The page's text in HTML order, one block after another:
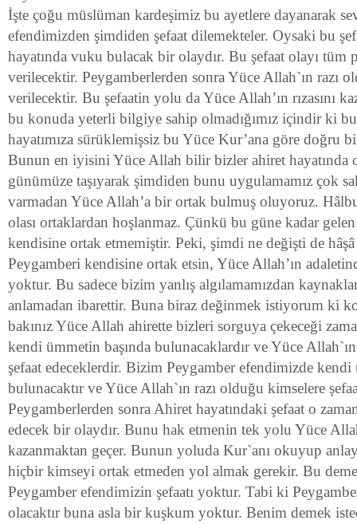
İşte çoğu müslüman kardeşimiz bu ayetlere dayanarak
efendimizden şimdiden şefaat dilemekteler. Oysaki bu
hayatında vuku bulacak bir olaydır. Bu şefaat olayı tüm
verilecektir. Peygamberlerden sonra Yüce Allah`ın razı
verilecektir. Bu şefaatin yolu da Yüce Allah’ın rızasını
bu konuda yeterli bilgiye sahip olmadığımız içindir ki
hayatımıza sürüklemişsiz bu Yüce Kur’ana göre doğru
Bunun en iyisini Yüce Allah bilir bizler ahiret hayatında
günümüze taşıyarak şimdiden bunu uygulamamız çok
varmadan Yüce Allah’a bir ortak bulmuş oluyoruz.
olası ortaklardan hoşlanmaz. Çünkü bu güne kadar
kendisine ortak etmemiştir. Peki, şimdi ne değişti de
Peygamberi kendisine ortak etsin, Yüce Allah’ın
yoktur. Bu sadece bizim yanlış algılamamızdan
anlamadan ibarettir. Buna biraz değinmek istiyorum ki
bakınız Yüce Allah ahirette bizleri sorguya çekeceği
kendi ümmetin başında bulunacaklardır ve Yüce
şefaat edeceklerdir. Bizim Peygamber efendimizde kendi
bulunacaktır ve Yüce Allah`ın razı olduğu kimselere
Peygamberlerden sonra Ahiret hayatındaki şefaat o
edecek bir olaydır. Bunu hak etmenin tek yolu Yüce
kazanmaktan geçer. Bunun yoluda Kur`anı okuyup
hiçbir kimseyi ortak etmeden yol almak gerekir. Bu
Peygamber efendimizin şefaatı yoktur. Tabi ki
olacaktır buna asla bir kuşkum yoktur. Benim demek